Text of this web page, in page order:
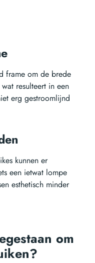
frame om de brede
resulteert in een
erg gestroomlijnd
kunnen er
een ietwat lompe
esthetisch minder
om